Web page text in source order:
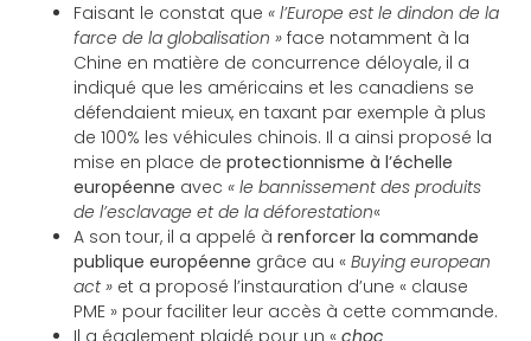
Faisant le constat que« l’Europe est le dindon de la
farce de la globalisation » face notamment à la
Chine en matière de concurrence déloyale, il a
indiqué que les américains et les canadiens se
défendaient mieux, en taxant par exemple à plus
de 100% les véhicules chinois. Il a ainsi proposé la
mise en place deprotectionnisme à l’échelle
européenne avec « le bannissement des produits
de l’esclavage et de la déforestation«
A son tour, il a appelé àrenforcer la commande
publique européenne grâce au «Buying european
act » et a proposé l’instauration d’une « clause
PME » pour faciliter leur accès à cette commande.